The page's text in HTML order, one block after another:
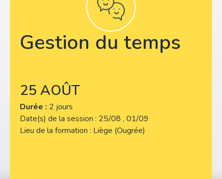
Gestion du temps
25 AOÛT
Durée : 2 jours
Date(s) de la session 25/08 , 01/09
Lieu de la formation Liège (Ougrée)